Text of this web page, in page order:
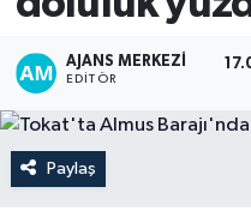
AJANS MERKEZI
EDITÖR
Paylaş
RESMİ İLANLAR
Haber Arşivi